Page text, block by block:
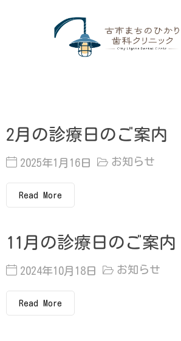
2月の診療日のご案内
2025年1月16日 お知らせ
Read More
11月の診療日のご案内
2024年10月18日 お知らせ
Read More